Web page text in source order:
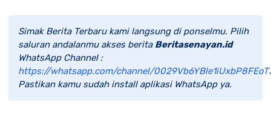
Simak Berita Terbaru kami langsung di ponselmu. Pilih
saluran andalanmu akses berita Beritasenayan.id
WhatsApp Channel :
https://whatsapp.com/channel/
Pastikan kamu sudah install aplikasi WhatsApp ya.